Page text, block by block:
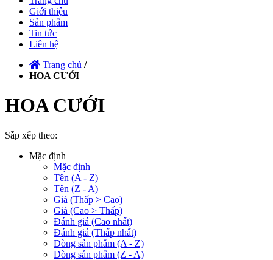
Giới thiệu
Sản phẩm
Tin tức
Liên hệ
Trang chủ /
HOA CƯỚI
HOA CƯỚI
Sắp xếp theo:
Mặc định
Mặc định
Tên (A - Z)
Tên (Z - A)
Giá (Thấp > Cao)
Giá (Cao > Thấp)
Đánh giá (Cao nhất)
Đánh giá (Thấp nhất)
Dòng sản phẩm (A - Z)
Dòng sản phẩm (Z - A)